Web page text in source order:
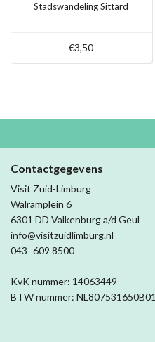
Stadswandeling Sittard
€3,50
Contactgegevens
Visit Zuid-Limburg
Walramplein 6
6301 DD Valkenburg a/d Geul
info@visitzuidlimburg.nl
043- 609 8500
KvK nummer: 14063449
BTW nummer: NL807531650B01